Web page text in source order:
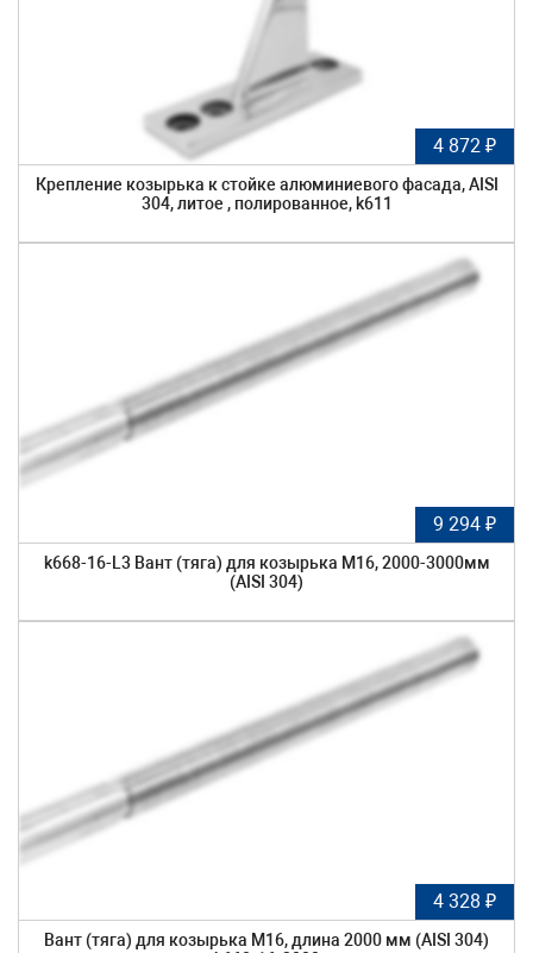
4 872 ₽
Крепление козырька к стойке алюминиевого фасада, AISI
304, литое , полированное, k611
9 294 ₽
k668-16-L3 Вант (тяга) для козырька М16, 2000-3000мм
(AISI 304)
4 328 ₽
Вант (тяга) для козырька М16, длина 2000 мм (AISI 304)